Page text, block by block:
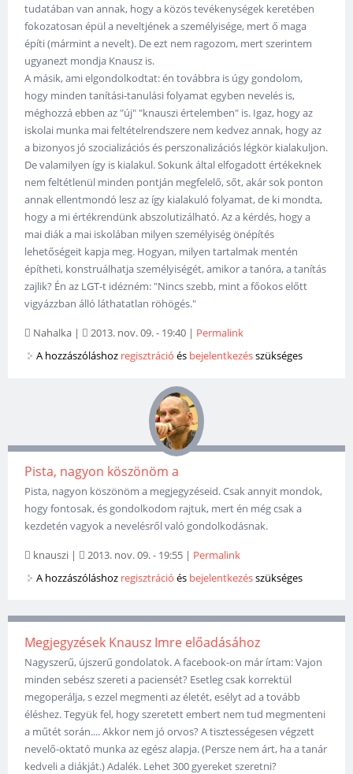
tudatában van annak, hogy a közös tevékenységek keretében
fokozatosan épül a neveltjének a személyisége, mert ő maga
építi (mármint a nevelt). De ezt nem ragozom, mert szerintem
ugyanezt mondja Knausz is.
A másik, ami elgondolkodtat: én továbbra is úgy gondolom,
hogy minden tanítási-tanulási folyamat egyben nevelés is,
méghozzá ebben az "új" "knauszi értelemben" is. Igaz, hogy az
iskolai munka mai feltételrendszere nem kedvez annak, hogy az
a bizonyos jó szocializációs és perszonalizációs légkör kialakuljon.
De valamilyen így is kialakul. Sokunk által elfogadott értékeknek
nem feltétlenül minden pontján megfelelő, sőt, akár sok ponton
annak ellentmondó lesz az így kialakuló folyamat, de ki mondta,
hogy a mi értékrendünk abszolutizálható. Az a kérdés, hogy a
mai diák a mai iskolában milyen személyiség önépítés
lehetőségeit kapja meg. Hogyan, milyen tartalmak mentén
építheti, konstruálhatja személyiségét, amikor a tanóra, a tanítás
zajlik? Én az LGT-t idézném: "Nincs szebb, mint a főokos előtt
vigyázzban álló láthatatlan röhögés."
Nahalka | 2013. nov. 09. - 19:40 | Permalink
A hozzászóláshoz regisztráció és bejelentkezésszükséges
Pista, nagyon köszönöm a
Pista, nagyon köszönöm a megjegyzéseid. Csak annyit mondok,
hogy fontosak, és gondolkodom rajtuk, mert én még csak a
kezdetén vagyok a nevelésről való gondolkodásnak.
knauszi | 2013. nov. 09. - 19:55 | Permalink
A hozzászóláshoz regisztráció és bejelentkezésszükséges
Megjegyzések Knausz Imre előadásához
Nagyszerű, újszerű gondolatok. A facebook-on már írtam: Vajon
minden sebész szereti a paciensét? Esetleg csak korrektül
megoperálja, s ezzel megmenti az életét, esélyt ad a tovább
éléshez. Tegyük fel, hogy szeretett embert nem tud megmenteni
a műtét során.... Akkor nem jó orvos? A tisztességesen végzett
nevelő-oktató munka az egész alapja. (Persze nem árt, ha a tanár
kedveli a diákját.) Adalék. Lehet 300 gyereket szeretni?